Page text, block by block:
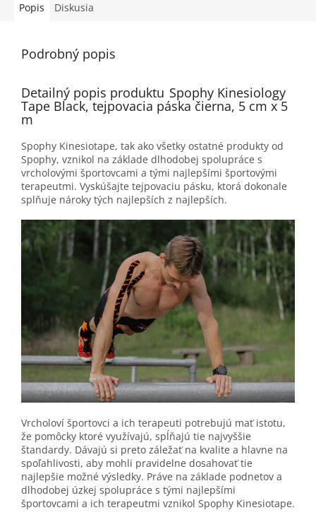
Popis Diskusia
Podrobný popis
Detailný popis produktu Spophy Kinesiology
Tape Black, tejpovacia páska čierna, 5 cm x 5
m
Spophy Kinesiotape, tak ako všetky ostatné produkty od
Spophy, vznikol na základe dlhodobej spolupráce s
vrcholovými športovcami a tými najlepšími športovými
terapeutmi. Vyskúšajte tejpovaciu pásku, ktorá dokonale
splňuje nároky tých najlepších z najlepších.
Vrcholoví športovci a ich terapeuti potrebujú mať istotu,
že pomôcky ktoré využívajú, spĺňajú tie najvyššie
štandardy. Dávajú si preto záležať na kvalite a hlavne na
spoľahlivosti, aby mohli pravidelne dosahovať tie
najlepšie možné výsledky. Práve na základe podnetov a
dlhodobej úzkej spolupráce s tými najlepšími
športovcami a ich terapeutmi vznikol Spophy Kinesiotape.